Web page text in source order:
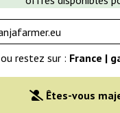
ou restez sur : France |
Êtes-vous